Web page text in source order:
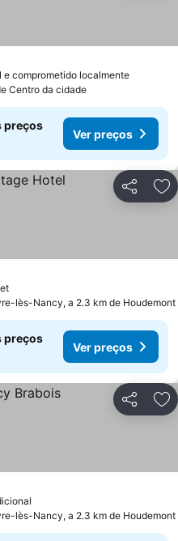
comprometido localmente
Centro da cidade
preços
Ver preços
Partilhar
lès-Nancy, a 2.3 km de Houdemont
preços
Ver preços
Partilhar
lès-Nancy, a 2.3 km de Houdemont